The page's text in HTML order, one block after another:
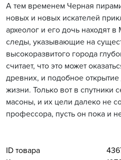
А тем временем Черная
новых и новых искателей
археолог и его дочь находят
следы, указывающие на
высокоразвитого города
считает, что это может
древних, и подобное
жизни. Только вот в спутники
масоны, и их цели далеко не
профессора, пусть он пока и
ID товара